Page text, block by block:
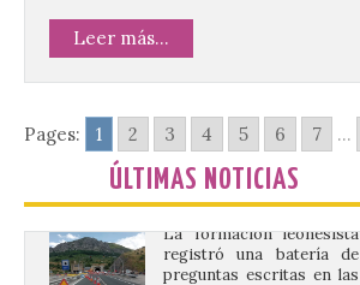
Leer más...
Pages: 1 2 3 4 5 6 7 ...
ÚLTIMAS NOTICIAS
tarifa íntegra pese a estar
en obras
La formación leonesista
registró una batería de
preguntas escritas en las
Cortes autonómicas
mediante las cuales vuelve
a reclamar a la institución autonómica